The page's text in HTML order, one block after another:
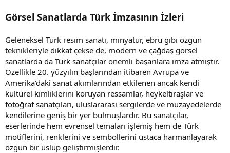
Görsel Sanatlarda Türk İmzasının İzleri
Geleneksel Türk resim sanatı, minyatür, ebru gibi özgün
teknikleriyle dikkat çekse de, modern ve çağdaş görsel
sanatlarda da Türk sanatçılar önemli başarılara imza atmıştır.
Özellikle 20. yüzyılın başlarından itibaren Avrupa ve
Amerika'daki sanat akımlarından etkilenen ancak kendi
kültürel kimliklerini koruyan ressamlar, heykeltıraşlar ve
fotoğraf sanatçıları, uluslararası sergilerde ve müzayedelerde
kendilerine geniş bir yer bulmuşlardır. Bu sanatçılar,
eserlerinde hem evrensel temaları işlemiş hem de Türk
motiflerini, renklerini ve sembollerini ustaca harmanlayarak
özgün bir üslup geliştirmişlerdir.